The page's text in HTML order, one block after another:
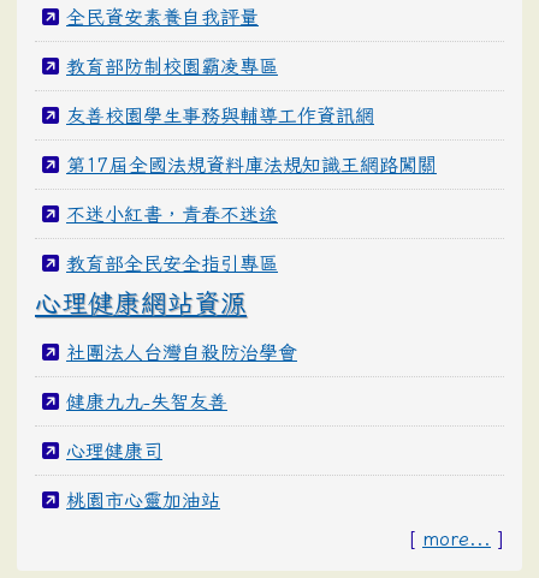
全民資安素養自我評量
教育部防制校園霸凌專區
友善校園學生事務與輔導工作資訊網
第17屆全國法規資料庫法規知識王網路闖關
不迷小紅書，青春不迷途
教育部全民安全指引專區
心理健康網站資源
社團法人台灣自殺防治學會
健康九九-失智友善
心理健康司
桃園市心靈加油站
[ more... ]